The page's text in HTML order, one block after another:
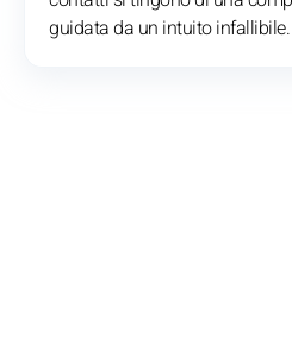
guidata da un intuito infallibile.